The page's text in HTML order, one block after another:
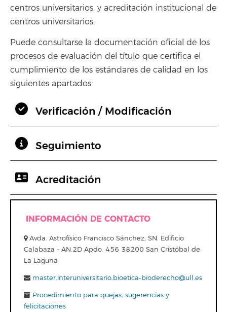
centros universitarios, y acreditación institucional de
centros universitarios.
Puede consultarse la documentación oficial de los
procesos de evaluación del título que certifica el
cumplimiento de los estándares de calidad en los
siguientes apartados.
Verificación / Modificación
Seguimiento
Acreditación
INFORMACIÓN DE CONTACTO
Avda. Astrofísico Francisco Sánchez, SN. Edificio
Calabaza – AN.2D Apdo. 456 38200 San Cristóbal de
La Laguna
master.interuniversitario.bioetica-bioderecho@ull.es
Procedimiento para quejas, sugerencias y
felicitaciones